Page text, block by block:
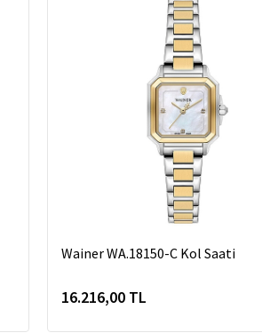
Wainer WA.18150-C Kol Saati
16.216,00 TL